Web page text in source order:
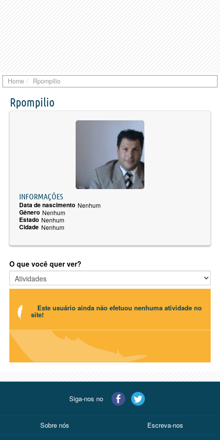
Home Rpompilio
Rpompilio
INFORMAÇÕES
Data de nascimento Nenhum
Gênero Nenhum
Estado Nenhum
Cidade Nenhum
O que você quer ver?
Este usuário ainda não efetuou nenhuma atividade no
site!
Siga-nos no
Sobre nós Escreva-nos